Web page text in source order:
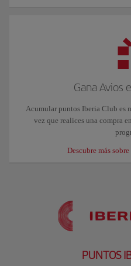
Gana Avios
Acumular puntos Iberia Club es
vez que realices una compra
Descubre más
PUNTOS